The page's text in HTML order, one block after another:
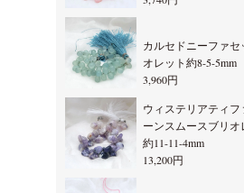
カルセドニーファセ
オレット約8-5-5mm
3,960円
ウィステリアティフ
ーンスムースブリ
約11-11-4mm
13,200円